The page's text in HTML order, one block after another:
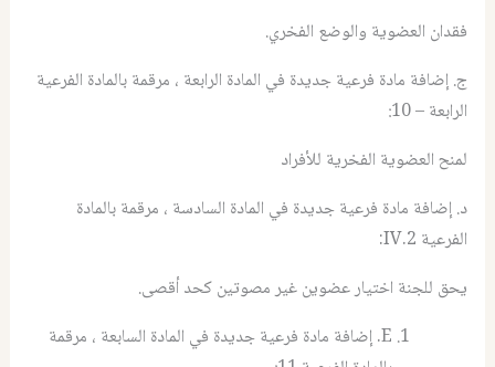
فقدان العضوية والوضع الفخري.
ج. إضافة مادة فرعية جديدة في المادة الرابعة ، مرقمة بالمادة الفرعية
الرابعة – 10:
لمنح العضوية الفخرية للأفراد
د. إضافة مادة فرعية جديدة في المادة السادسة ، مرقمة بالمادة
الفرعية IV.2:
يحق للجنة اختيار عضوين غير مصوتين كحد أقصى.
E. إضافة مادة فرعية جديدة في المادة السابعة ، مرقمة